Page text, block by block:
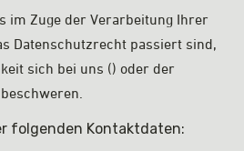
im Zuge der Verarbeitung Ihrer
Datenschutzrecht passiert sind,
sich bei uns () oder der
folgenden Kontaktdaten: